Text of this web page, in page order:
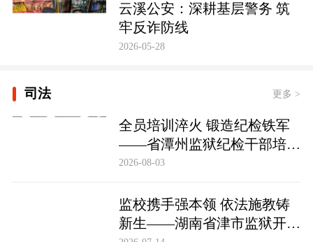
云溪公安：深耕基层警务 筑
牢反诈防线
2026-05-28
司法 更多 >
全员培训淬火 锻造纪检铁军
——省潭州监狱纪检干部培训
实现全覆盖
2026-08-03
监校携手强本领 依法施教铸
新生——湖南省津市监狱开展